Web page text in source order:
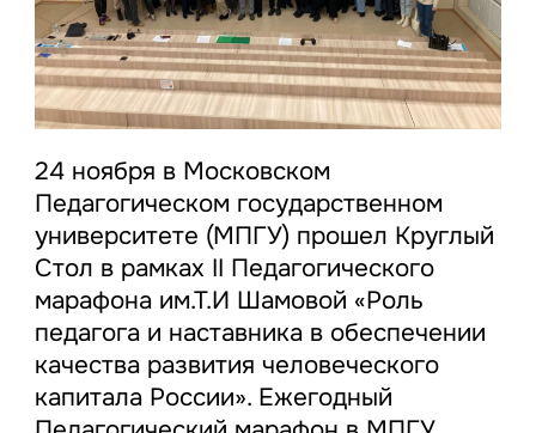
24 ноября в Московском
Педагогическом государственном
университете (МПГУ) прошел Круглый
Стол в рамках II Педагогического
марафона им.Т.И Шамовой «Роль
педагога и наставника в обеспечении
качества развития человеческого
капитала России». Ежегодный